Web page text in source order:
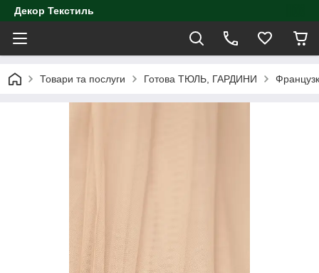
Декор Текстиль
Товари та послуги Готова ТЮЛЬ, ГАРДИНИ